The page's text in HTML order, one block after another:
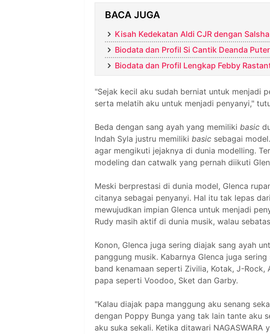
BACA JUGA
Kisah Kedekatan Aldi CJR dengan
Biodata dan Profil Si Cantik Deanda
Biodata dan Profil Lengkap Febby
"Sejak kecil aku sudah berniat untuk menjadi
serta melatih aku untuk menjadi penyanyi,"
Beda dengan sang ayah yang memiliki basic
Indah Syla justru memiliki basic sebagai
agar mengikuti jejaknya di dunia modelling.
modeling dan catwalk yang pernah diikuti
Meski berprestasi di dunia model, Glenca
citanya sebagai penyanyi. Hal itu tak lepas
mewujudkan impian Glenca untuk menjadi
Rudy masih aktif di dunia musik, walau
Konon, Glenca juga sering diajak sang ayah
panggung musik. Kabarnya Glenca juga
band kenamaan seperti Zivilia, Kotak, J-
papa seperti Voodoo, Sket dan Garby.
"Kalau diajak papa manggung aku senang
dengan Poppy Bunga yang tak lain tante aku
aku suka sekali. Ketika ditawari NAGASWARA